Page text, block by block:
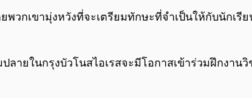
กเขามุ่งหวังที่จะเตรียมทักษะที่จำเป็นให้กับนักเรีย
ายในกรุงบัวโนสไอเรสจะมีโอกาสเข้าร่วมฝึกงาน